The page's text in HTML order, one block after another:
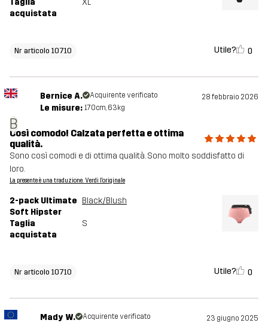
acquistata
Nr articolo 10710 Utile? 0
B
Bernice A. Acquirente verificato 28 febbraio 2026
Le misure: 170cm, 63kg
Così comodo! Calzata perfetta e ottima
qualità.
Sono così comodi e di ottima qualità. Sono molto soddisfatto di
loro.
La presente è una traduzione. Verdi l'originale
2-pack Ultimate
Soft Hipster
Black/Blush
Taglia
acquistata
S
Nr articolo 10710 Utile? 0
Mady W. Acquirente verificato 23 giugno 2025